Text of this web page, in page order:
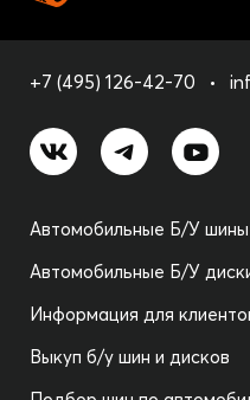
+7 (495) 126-42-70
Автомобильные Б/У шины
Автомобильные Б/У
Информация для
Выкуп б/у шин и дисков